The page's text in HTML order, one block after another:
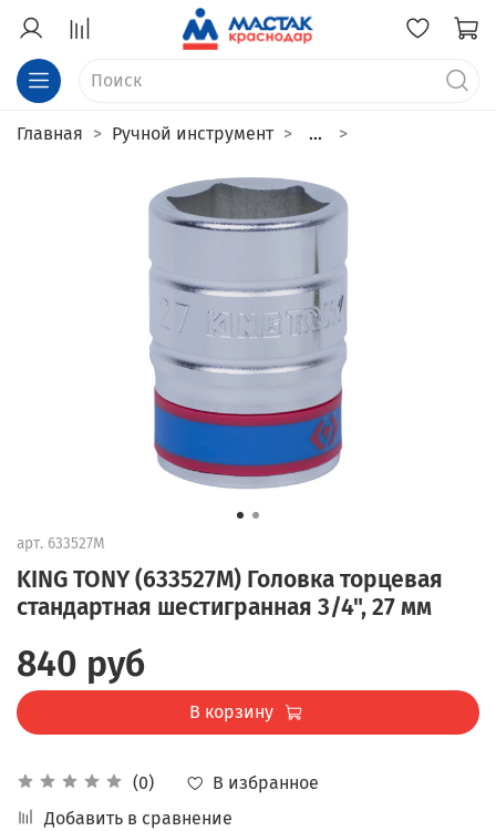
Главная Ручной инструмент ...
арт. 633527M
KING TONY (633527M) Головка торцевая
стандартная шестигранная 3/4", 27 мм
(0)
В избранное
Добавить в сравнение
840 руб
В корзину